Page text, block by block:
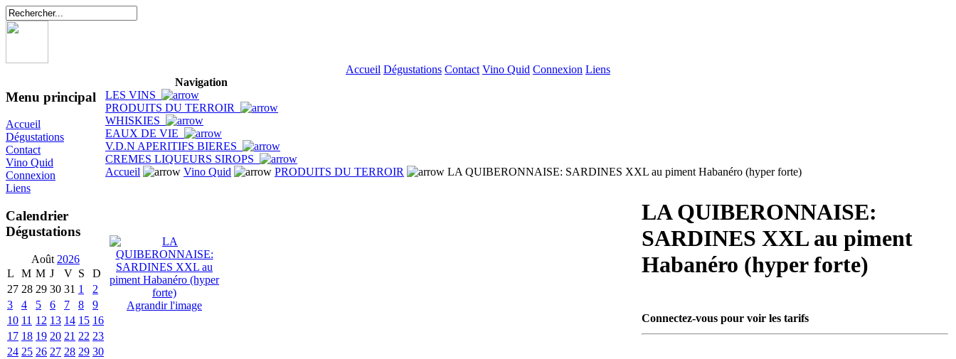
Accueil Dégustations Contact Vino Quid Connexion Liens
Menu principal
Accueil
Dégustations
Contact
Vino Quid
Connexion
Liens
Calendrier
Dégustations
Août 2026
L
M M J V S
D
27 28 29 30 31 1
2
3
4 5 6 7 8
9
10 11 12 13 14 15 16
17 18 19 20 21 22 23
24 25 26 27 28 29 30
Navigation
LES VINS
PRODUITS DU TERROIR
WHISKIES
EAUX DE VIE
V.D.N APERITIFS BIERES
CREMES LIQUEURS SIROPS
Accueil
Vino Quid PRODUITS DU TERROIR LA QUIBERONNAISE: SARDINES XXL au piment Habanéro (hyper forte)
Agrandir l'image
LA QUIBERONNAISE:
SARDINES XXL au piment
Habanéro (hyper forte)
Connectez-vous pour voir les tarifs